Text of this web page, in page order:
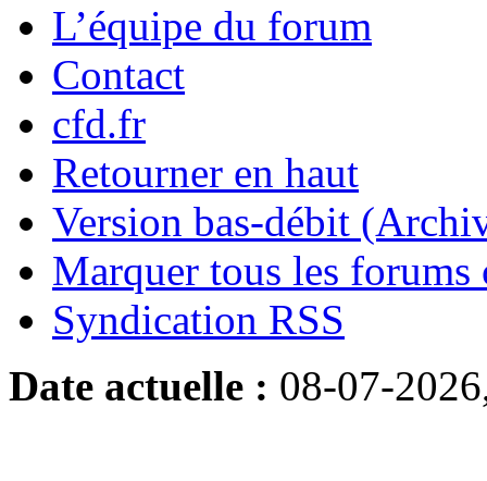
L’équipe du forum
Contact
cfd.fr
Retourner en haut
Version bas-débit
Marquer tous les forums
Syndication RSS
Date actuelle : 08-07-